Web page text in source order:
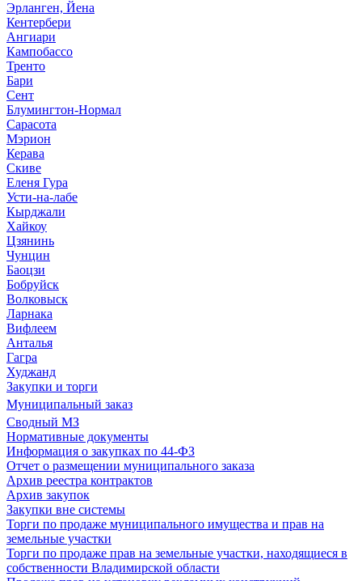
Эрланген, Йена
Кентербери
Ангиари
Кампобассо
Тренто
Бари
Сент
Блумингтон-Нормал
Сарасота
Мэрион
Керава
Скиве
Еленя Гура
Усти-на-лабе
Кырджали
Хайкоу
Цзянинь
Чунцин
Баоцзи
Бобруйск
Волковыск
Ларнака
Вифлеем
Анталья
Гагра
Худжанд
Закупки и торги
Муниципальный заказ
Сводный МЗ
Нормативные документы
Информация о закупках по 44-ФЗ
Отчет о размещении муниципального заказа
Архив реестра контрактов
Архив закупок
Закупки вне системы
Торги по продаже муниципального имущества и прав на
земельные участки
Торги по продаже прав на земельные участки, находящиеся в
собственности Владимирской области